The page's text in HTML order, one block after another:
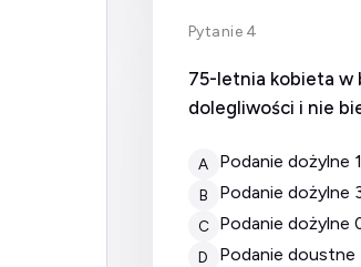
Pytanie 4
75-letnia kobieta w
dolegliwości i nie
A Podanie dożylne
B Podanie dożylne
C Podanie dożylne
D Podanie doustne